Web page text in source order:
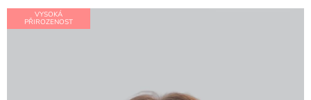
produktu
je
VYSOKÁ
PŘIROZENOST